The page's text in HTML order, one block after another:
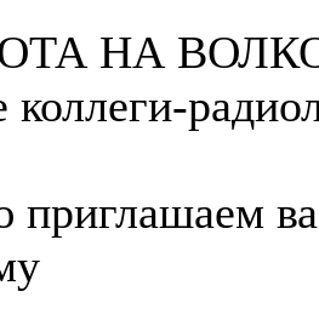
НА
приглашаем